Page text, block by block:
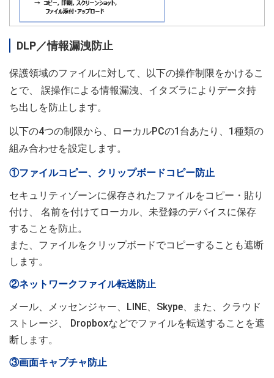
DLP／情報漏洩防止
保護領域のファイルに対して、以下の操作制限をかけるこ
とで、 誤操作による情報漏洩、イタズラによりデータ持
ち出しを防止します。
以下の4つの制限から、ローカルPCの1台あたり、1種類の
組み合わせを設定します。
①ファイルコピー、クリップボードコピー防止
セキュリティゾーンに保存されたファイルをコピー・貼り
付け、 名前を付けてローカル、未登録のデバイスに保存
することを防止。
また、ファイルをクリップボードでコピーすることも遮断
します。
②ネットワークファイル転送防止
メール、メッセンジャー、LINE、Skype、また、クラウド
ストレージ、 Dropboxなどでファイルを転送することを遮
断します。
③画面キャプチャ防止